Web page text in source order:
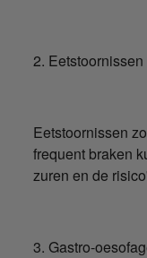
2. Eetstoornissen
Eetstoornissen
frequent braken
zuren en de
3. Gastro-